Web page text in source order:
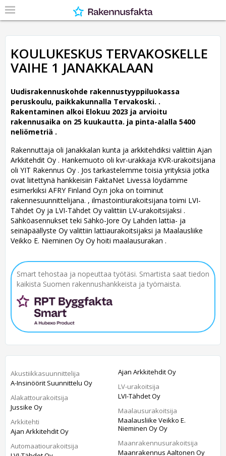
KOULUKESKUS TERVAKOSKELLE
VAIHE 1 JANAKKALAAN
Uudisrakennuskohde rakennustyyppiluokassa
peruskoulu, paikkakunnalla Tervakoski. .
Rakentaminen alkoi Elokuu 2023 ja arvioitu
rakennusaika on 25 kuukautta. ja pinta-alalla 5400
neliömetriä .
Rakennuttaja oli Janakkalan kunta ja arkkitehdiksi valittiin Ajan
Arkkitehdit Oy . Hankemuoto oli kvr-urakkaja KVR-urakoitsijana
oli YIT Rakennus Oy . Jos tarkastelemme toisia yrityksiä jotka
ovat liitettynä hankkeisiin FaktaNet Livessä löydämme
esimerkiksi AFRY Finland Oy:n joka on toiminut
rakennesuunnittelijana. , ilmastointiurakoitsijana toimi LVI-
Tähdet Oy ja LVI-Tähdet Oy valittiin LV-urakoitsijaksi .
Sähköasennukset teki Sähkö-Jore Oy Lahden lattia- ja
seinäpäällyste Oy valittiin lattiaurakoitsijaksi ja Maalausliike
Veikko E. Nieminen Oy Oy hoiti maalausurakan .
Smart tehostaa ja nopeuttaa työtäsi. Smartista saat tiedon
kaikista Suomen rakennushankkeista ja työmaista.
Akustiikkasuunnittelija
A-Insinöörit Suunnittelu Oy
Alakattourakoitsija
Jussike Oy
Arkkitehti
Ajan Arkkitehdit Oy
Automaatiourakoitsija
Ajan Arkkitehdit Oy
LV-urakoitsija
LVI-Tähdet Oy
Maalausurakoitsija
Maalausliike Veikko E.
Nieminen Oy Oy
Maanrakennusurakoitsija
Maanrakennus Aaltonen Oy